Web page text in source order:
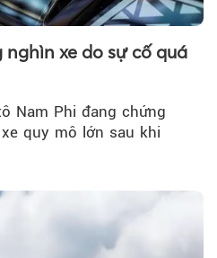
xe do sự cố quá
Nam Phi đang chứng
quy mô lớn sau khi